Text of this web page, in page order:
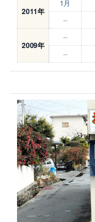
2011年
1月
–
2009年
–
–